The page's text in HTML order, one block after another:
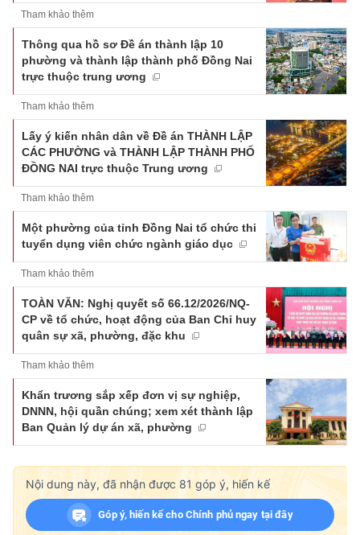
Tham khảo thêm
Thông qua hồ sơ Đề án thành lập 10
phường và thành lập thành phố Đồng Nai
trực thuộc trung ương
Tham khảo thêm
Lấy ý kiến nhân dân về Đề án THÀNH LẬP
CÁC PHƯỜNG và THÀNH LẬP THÀNH PHỐ
ĐỒNG NAI trực thuộc Trung ương
Tham khảo thêm
Một phường của tỉnh Đồng Nai tổ chức thi
tuyển dụng viên chức ngành giáo dục
Tham khảo thêm
TOÀN VĂN: Nghị quyết số 66.12/2026/NQ-
CP về tổ chức, hoạt động của Ban Chỉ huy
quân sự xã, phường, đặc khu
Tham khảo thêm
Khẩn trương sắp xếp đơn vị sự nghiệp,
DNNN, hội quần chúng; xem xét thành lập
Ban Quản lý dự án xã, phường
Nội dung này, đã nhận được 81 góp ý, hiến kế
Góp ý, hiến kế cho Chính phủ ngay tại đây